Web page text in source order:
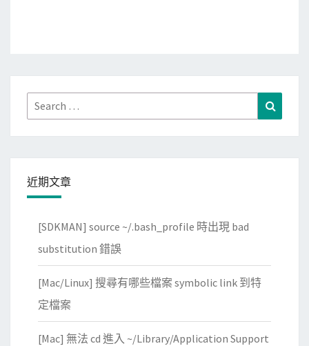
Search
for:
近期文章
[SDKMAN] source ~/.bash_profile 時出現 bad
substitution 錯誤
[Mac/Linux] 搜尋有哪些檔案 symbolic link 到特
定檔案
[Mac] 無法 cd 進入 ~/Library/Application Support